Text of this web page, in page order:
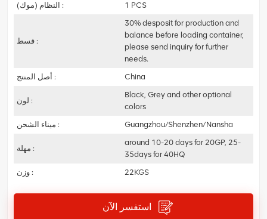
النظام (موك) :
1 PCS
قسط :
30% desposit for production and
balance before loading container,
please send inquiry for further
needs.
أصل المنتج :
China
لون :
Black, Grey and other optional
colors
ميناء الشحن :
Guangzhou/Shenzhen/Nansha
مهلة :
around 10-20 days for 20GP, 25-
35days for 40HQ
وزن :
22KGS